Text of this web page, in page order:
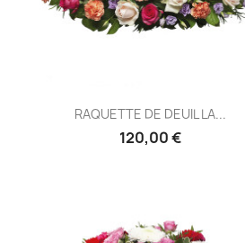
Aperçu rapide
RAQUETTE DE DEUIL LA...
120,00 €